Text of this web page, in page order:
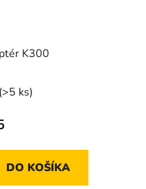
K300
(>5 ks)
DO KOŠÍKA